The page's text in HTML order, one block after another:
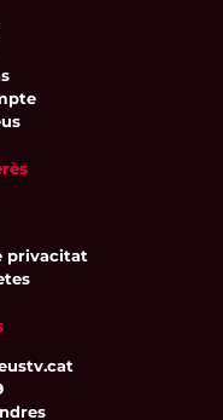
privacitat